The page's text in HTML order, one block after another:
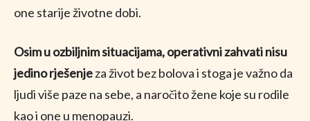
one starije životne dobi.
Osim u ozbiljnim situacijama, operativni zahvati nisu
jedino rješenjeza život bez bolova i stoga je važno da
ljudi više paze na sebe, a naročito žene koje su rodile
kao i one u menopauzi.